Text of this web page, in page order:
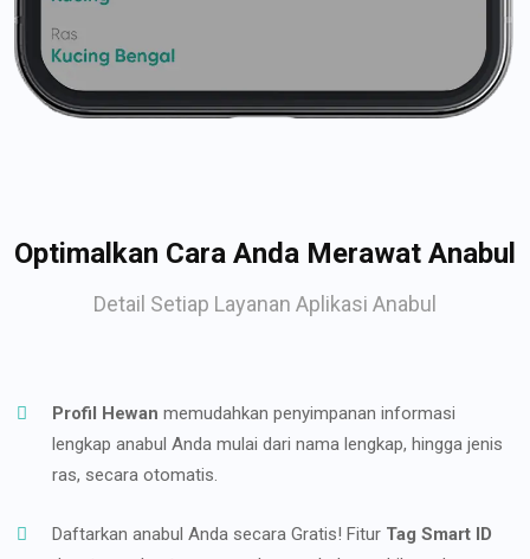
Optimalkan Cara Anda Merawat Anabul
Detail Setiap Layanan Aplikasi Anabul
Profil Hewan memudahkan penyimpanan informasi
lengkap anabul Anda mulai dari nama lengkap, hingga jenis
ras, secara otomatis.
Daftarkan anabul Anda secara Gratis! Fitur Tag Smart ID